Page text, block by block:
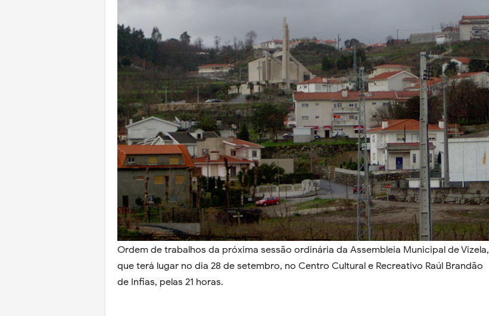
Ordem de trabalhos da próxima sessão ordinária da Assembleia Municipal de Vizela,
que terá lugar no dia 28 de setembro, no Centro Cultural e Recreativo Raúl Brandão
de Infias, pelas 21 horas.